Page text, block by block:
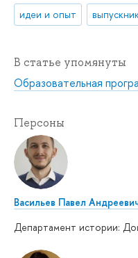
идеи и опыт
В статье упомянуты
Образовательная
Персоны
Васильев Павел
Департамент истории: